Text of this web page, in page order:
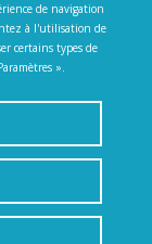
de navigation
à l'utilisation de
certains types de
».